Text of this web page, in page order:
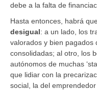
debe a la falta de
Hasta entonces, habrá
desigual: a un lado, los
valorados y bien pagados
consolidadas; al otro, los
autónomos de muchas
que lidiar con la
social, la del